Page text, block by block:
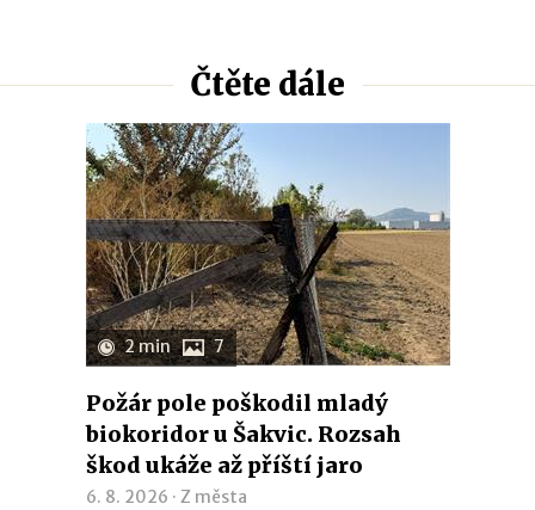
Čtěte dále
2 min 7
Požár pole poškodil mladý
biokoridor u Šakvic. Rozsah
škod ukáže až příští jaro
6. 8. 2026 · Z města